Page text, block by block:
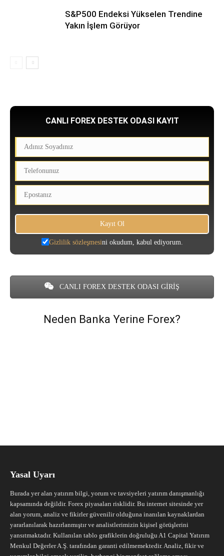
S&P500 Endeksi Yükselen Trendine
Yakın İşlem Görüyor
CANLI FOREX DESTEK ODASI KAYIT
Gizlilik sözleşmesini okudum, kabul ediyorum.
CANLI FOREX DESTEK ODASI GİRİŞ
Neden Banka Yerine Forex?
Yasal Uyarı
Burada yer alan yatırım bilgi, yorum ve tavsiyeleri yatırım danışmanlığı
kapsamında değildir. Forex piyasaları risklidir. Bu internet sitesinde yer
alan yorum, analiz ve fikirler güvenilir olduğuna inanılan kaynaklardan
yararlanılarak hazırlanmıştır ve analistlerimizin kişisel görüşlerini
yansıtmaktadır. Kullanılan tablo grafiklerin doğruluğu A1 Capital Yatırım
Menkul Değerler A.Ş. tarafından garanti edilmemektedir. Analiz, fikir ve